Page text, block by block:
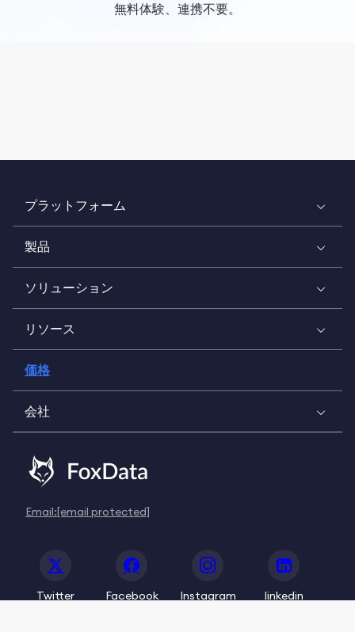
無料体験、連携不要。
プラットフォーム
製品
ソリューション
リソース
価格
会社
Email:[email protected]
Twitter Facebook Instagram linkedin